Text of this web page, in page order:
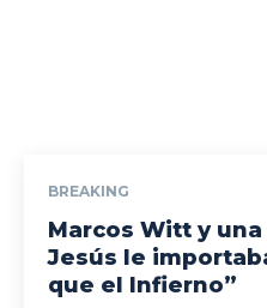
BREAKING
Marcos Witt y
Jesús le
que el Infierno”